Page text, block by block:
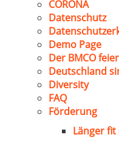
CORONA
Datenschutz
Demo Page
Der BMCO
Deutschland
Diversity
FAQ
Förderung
Länger